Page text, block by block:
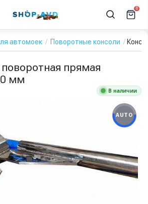
0
автомоек Поворотные консоли
прямая
мм
В наличии
AUTO